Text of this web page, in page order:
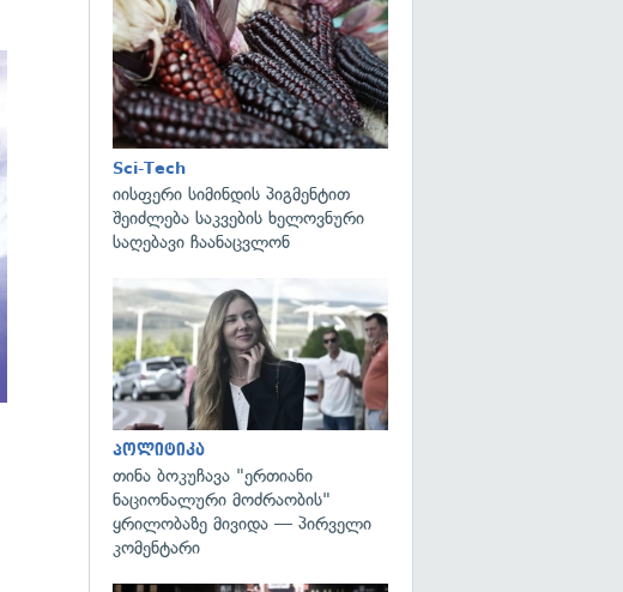
Sci-Tech
იისფერი სიმინდის პიგმენტით
შეიძლება საკვების ხელოვნური
საღებავი ჩაანაცვლონ
პოლიტიკა
თინა ბოკუჩავა "ერთიანი
ნაციონალური მოძრაობის"
ყრილობაზე მივიდა — პირველი
კომენტარი